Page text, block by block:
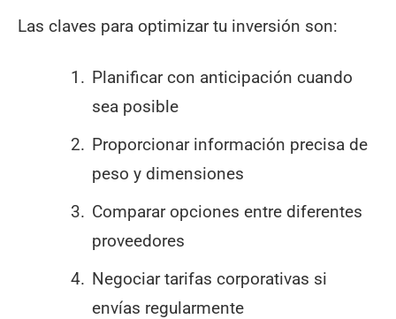
Las claves para optimizar tu inversión son:
Planificar con anticipación cuando
sea posible
Proporcionar información precisa de
peso y dimensiones
Comparar opciones entre diferentes
proveedores
Negociar tarifas corporativas si
envías regularmente